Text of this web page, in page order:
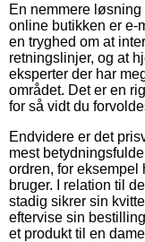
En nemmere
online butikken er e-
en tryghed om at
retningslinjer, og at
eksperter der har
området. Det er en
for så vidt du
Endvidere er det
mest
ordren, for eksempel
bruger. I relation til
stadig sikrer sin
eftervise sin
et produkt til en